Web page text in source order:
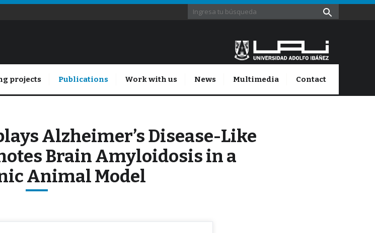
projects Publications Work with us News Multimedia Contact
Alzheimer’s Disease-Like
Brain Amyloidosis in a
Animal Model